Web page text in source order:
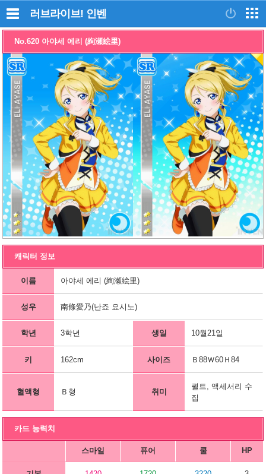
러브라이브! 인벤
No.620 아야세 에리 (絢瀬絵里)
캐릭터 정보
이름 아야세 에리 (絢瀬絵里)
성우 南條愛乃(난죠 요시노)
학년 3학년 생일 10월21일
키 162cm 사이즈 Ｂ88Ｗ60Ｈ84
혈액형 Ｂ형 취미
퀼트, 액세서리 수
집
카드 능력치
스마일 퓨어 쿨 HP